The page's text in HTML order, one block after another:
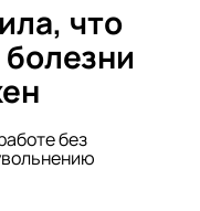
что
без